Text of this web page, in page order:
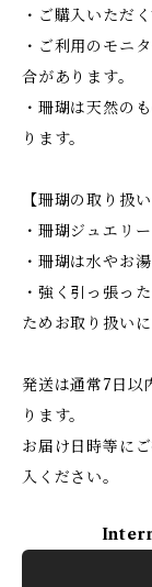
・ご購入いただ
・ご利用のモニ
合があります。
・珊瑚は天然の
ります。
【珊瑚の取り扱
・珊瑚ジュエリ
・珊瑚は水やお
・強く引っ張っ
ためお取り扱い
発送は通常7日以
ります。
お届け日時等に
入ください。